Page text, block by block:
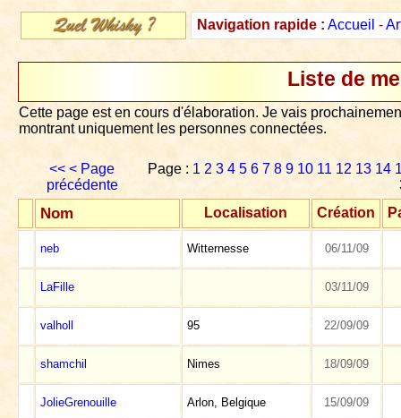
Navigation rapide : Accueil -
Liste de
Cette page est en cours d'élaboration. Je vais
montrant uniquement les personnes connectées.
<< < Page
précédente
Page : 1 2 3 4 5 6 7 8 9 10 11 12 13 14
Nom Localisation Création
neb Witternesse 06/11/09
LaFille 03/11/09
valholl 95 22/09/09
shamchil Nimes 18/09/09
JolieGrenouille Arlon, Belgique 15/09/09